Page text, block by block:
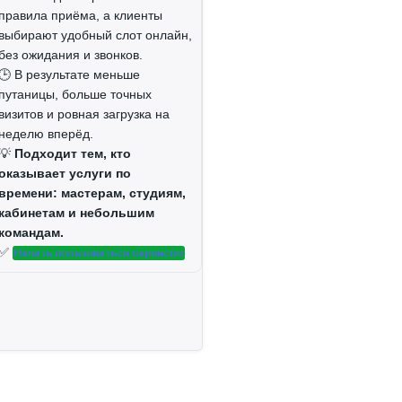
2016
приёма, а клиенты
удобный слот онлайн,
ожидания и звонков.
В результате меньше
больше точных
и ровная загрузка на
вперёд.
Подходит тем, кто
услуги по
мастерам, студиям,
и небольшим
Начать пользоваться сервисом